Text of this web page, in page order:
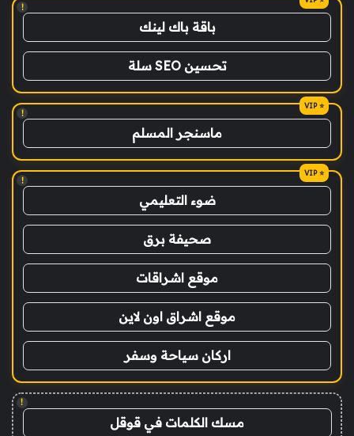
!
باقة باك لينك
تحسين SEO سلة
!
ماسنجر المسلم
!
ضوء التعليمي
صحيفة برق
موقع اشراقات
موقع اشراق اون لاين
اركان سياحة وسفر
!
مسك الكلمات في قوقل